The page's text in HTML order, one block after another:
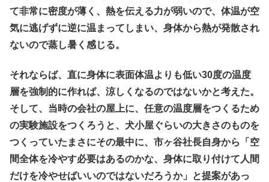
て非常に密度が薄く、熱を伝える力が弱いので、体温が空
気に逃げずに逆に温まってしまい、身体から熱が発散され
ないので蒸し暑く感じる。
それならば、直に身体に表面体温よりも低い30度の温度
層を強制的に作れば、涼しくなるのではないかと考えた。
そして、当時の会社の屋上に、任意の温度層をつくるため
の実験施設をつくろうと、犬小屋ぐらいの大きさのものを
つくっていたまさにその最中に、市ヶ谷社長自身から「空
間全体を冷やす必要はあるのかな、身体に取り付けて人間
だけを冷やせばいいのではないだろうか」と提案があっ